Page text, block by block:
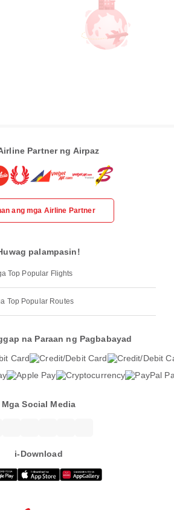
Partner ng Airpaz
ang mga Airline Partner
palampasin!
Top Popular Flights
Top Popular Routes
na Paraan ng Pagbabayad
Mga Social Media
i-Download